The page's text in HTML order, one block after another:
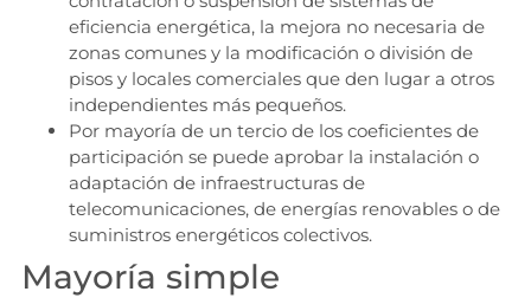
eficiencia energética, la mejora no necesaria de
zonas comunes y la modificación o división de
pisos y locales comerciales que den lugar a otros
independientes más pequeños.
Por mayoría de un tercio de los coeficientes de
participación se puede aprobar la instalación o
adaptación de infraestructuras de
telecomunicaciones, de energías renovables o de
suministros energéticos colectivos.
Mayoría simple